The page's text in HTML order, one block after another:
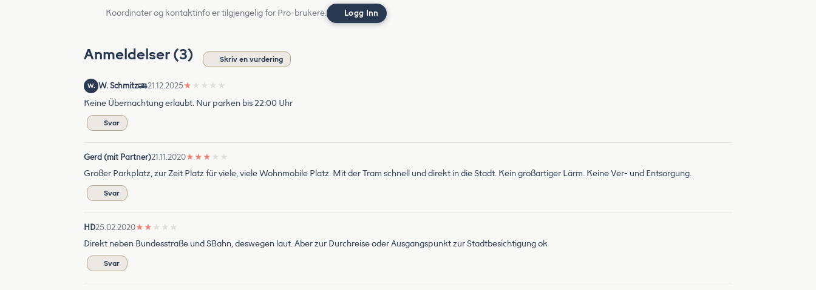
Koordinater og kontaktinfo er tilgjengelig for Pro-brukere. Logg Inn
Anmeldelser (3) Skriv en vurdering
W. W. Schmitz 21.12.2025★ ★ ★ ★ ★
Keine Übernachtung erlaubt. Nur parken bis 22:00 Uhr
Svar
Gerd (mit Partner)21.11.2020★ ★ ★ ★ ★
Großer Parkplatz, zur Zeit Platz für viele, viele Wohnmobile Platz. Mit der Tram schnell und direkt in die Stadt. Kein großartiger Lärm. Keine Ver- und Entsorgung.
Svar
HD25.02.2020★ ★ ★ ★ ★
Direkt neben Bundesstraße und SBahn, deswegen laut. Aber zur Durchreise oder Ausgangspunkt zur Stadtbesichtigung ok
Svar